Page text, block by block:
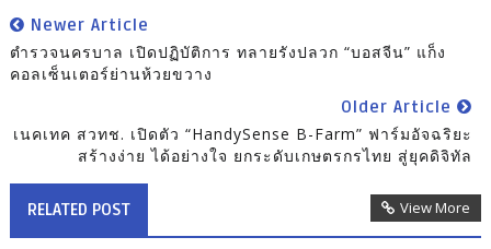
Newer Article
ตำรวจนครบาล เปิดปฏิบัติการ ทลายรังปลวก “บอสจีน” แก็ง
คอลเซ็นเตอร์ย่านห้วยขวาง
Older Article
เนคเทค สวทช. เปิดตัว “HandySense B-Farm” ฟาร์มอัจฉริยะ
สร้างง่าย ได้อย่างใจ ยกระดับเกษตรกรไทย สู่ยุคดิจิทัล
RELATED POST View More